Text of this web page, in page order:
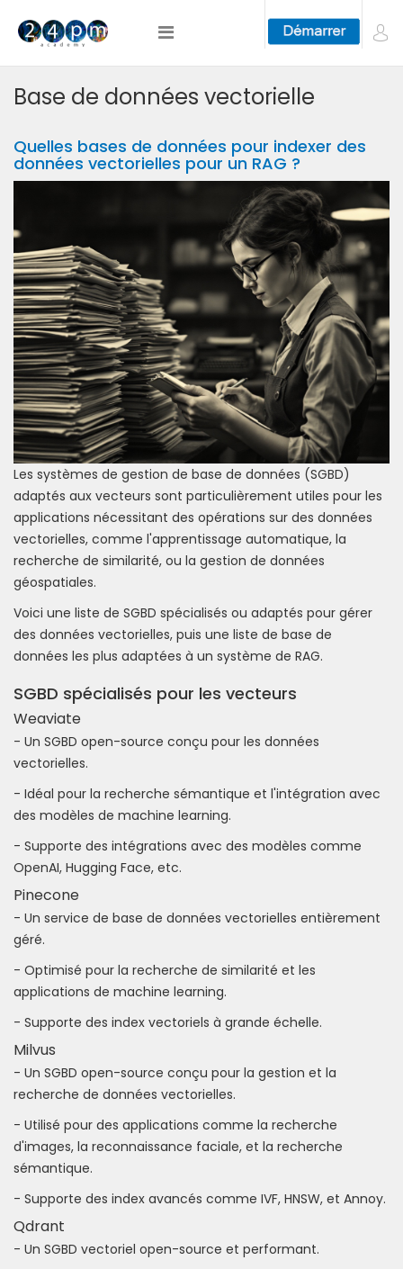
Base de données vectorielle
Quelles bases de données pour indexer des
données vectorielles pour un RAG ?
Les systèmes de gestion de base de données (SGBD)
adaptés aux vecteurs sont particulièrement utiles pour les
applications nécessitant des opérations sur des données
vectorielles, comme l'apprentissage automatique, la
recherche de similarité, ou la gestion de données
géospatiales.
Voici une liste de SGBD spécialisés ou adaptés pour gérer
des données vectorielles, puis une liste de base de
données les plus adaptées à un système de RAG.
SGBD spécialisés pour les vecteurs
Weaviate
- Un SGBD open-source conçu pour les données
vectorielles.
- Idéal pour la recherche sémantique et l'intégration avec
des modèles de machine learning.
- Supporte des intégrations avec des modèles comme
OpenAI, Hugging Face, etc.
Pinecone
- Un service de base de données vectorielles entièrement
géré.
- Optimisé pour la recherche de similarité et les
applications de machine learning.
- Supporte des index vectoriels à grande échelle.
Milvus
- Un SGBD open-source conçu pour la gestion et la
recherche de données vectorielles.
- Utilisé pour des applications comme la recherche
d'images, la reconnaissance faciale, et la recherche
sémantique.
- Supporte des index avancés comme IVF, HNSW, et Annoy.
Qdrant
- Un SGBD vectoriel open-source et performant.